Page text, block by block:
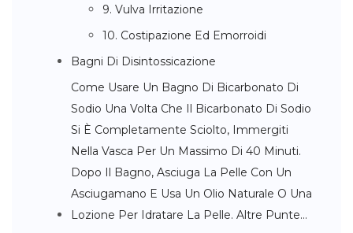
9. Vulva Irritazione
10. Costipazione Ed Emorroidi
Bagni Di Disintossicazione
Come Usare Un Bagno Di Bicarbonato Di
Sodio Una Volta Che Il Bicarbonato Di Sodio
Si È Completamente Sciolto, Immergiti
Nella Vasca Per Un Massimo Di 40 Minuti.
Dopo Il Bagno, Asciuga La Pelle Con Un
Asciugamano E Usa Un Olio Naturale O Una
Lozione Per Idratare La Pelle. Altre Punte…